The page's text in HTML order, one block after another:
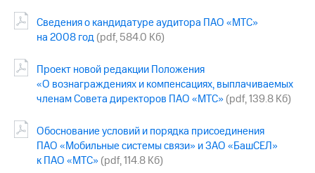
аудит
Рынок
акций
Описание
Программа
приобретения
акций
Дивиденды
Рынок
Сведения о кандидатуре аудитора ПАО «МТС»
на 2008 год(pdf, 584.0 Кб)
Проект новой редакции Положения
«О вознаграждениях и компенсациях, выплачиваемых
членам Совета директоров ПАО «МТС» (pdf, 139.8 Кб)
Обоснование условий и порядка присоединения
ПАО «Мобильные системы связи» и ЗАО «БашСЕЛ»
к ПАО «МТС» (pdf, 114.8 Кб)